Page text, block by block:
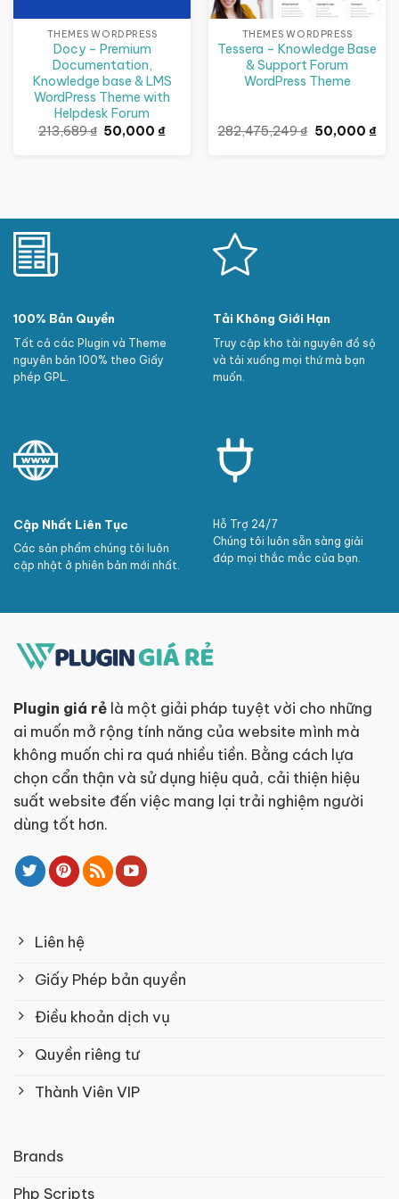
THEMES WORDPRESS
Docy – Premium
Documentation,
Knowledge base & LMS
WordPress Theme with
Helpdesk Forum
213,689₫ Giá
gốc
50,000₫Giá
THEMES WORDPRESS
Tessera – Knowledge Base
& Support Forum
WordPress Theme
282,475,249₫ Giá
gốc
50,000 ₫Giá
100% Bản Quyền
Tất cả các Plugin và Theme
nguyên bản 100% theo Giấy
phép GPL.
Tải Không Giới Hạn
Truy cập kho tài nguyên đồ sộ
và tải xuống mọi thứ mà bạn
muốn.
Cập Nhất Liên Tục
Các sản phẩm chúng tôi luôn
cập nhật ở phiên bản mới nhất.
Hỗ Trợ 24/7
Chúng tôi luôn sẵn sàng giải
đáp mọi thắc mắc của bạn.
Plugin giá rẻ là một giải pháp tuyệt vời cho những
ai muốn mở rộng tính năng của website mình mà
không muốn chi ra quá nhiều tiền. Bằng cách lựa
chọn cẩn thận và sử dụng hiệu quả, cải thiện hiệu
suất website đến việc mang lại trải nghiệm người
dùng tốt hơn.
Liên hệ
Giấy Phép bản quyền
Điều khoản dịch vụ
Quyền riêng tư
Thành Viên VIP
Brands
Php Scripts